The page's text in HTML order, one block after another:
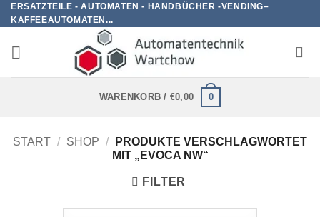
Zum
Inhalt
springen
ERSATZTEILE - AUTOMATEN - HANDBÜCHER -VENDING–
KAFFEEAUTOMATEN...
WARENKORB / €0,00 0
START / SHOP /
PRODUKTE VERSCHLAGWORTET
MIT „EVOCA NW“
FILTER